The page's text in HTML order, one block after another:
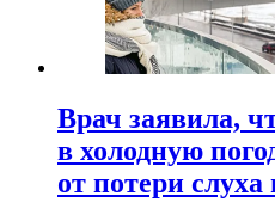
Врач заявила,
в холодную
от потери